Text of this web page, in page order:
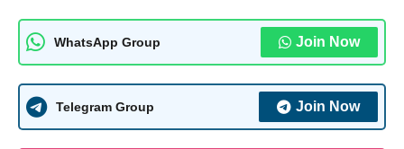
WhatsApp Group Join Now
Telegram Group Join Now